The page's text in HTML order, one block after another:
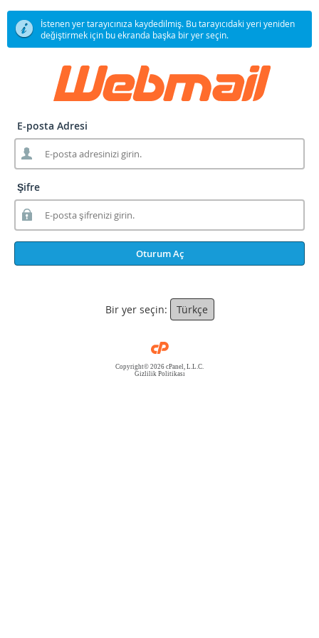
İstenen yer tarayıcınıza kaydedilmiş. Bu tarayıcıdaki yeri yeniden
değiştirmek için bu ekranda başka bir yer seçin.
E-posta Adresi
Şifre
Oturum Aç
Bir yer seçin: Türkçe
Copyright© 2026 cPanel, L.L.C.
Gizlilik Politikası